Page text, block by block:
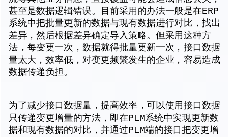
甚至是数据逻辑错误。目前采用的办法一般是在ERP
系统中把批量更新的数据与现有数据进行对比，找出
差异，然后根据差异确定导入策略。但采用这种方
法，每变更一次，数据就得批量更新一次，接口数据
量太大，效率低，对变更频繁发生的企业，容易造成
数据传递负担。
为了减少接口数据量，提高效率，可以使用接口数据
只传递变更增量的方法，即在PLM系统中实现更新数
据和现有数据的对比，并通过PLM端的接口把变更增